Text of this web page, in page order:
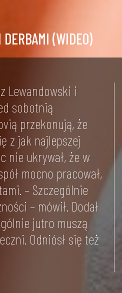
(WIDEO)
Lewandowski i
sobotnią
przekonują, że
z jak najlepszej
nie ukrywał, że w
mocno pracował,
– Szczególnie
– mówił. Dodał
jutro muszą
Odniósł się też